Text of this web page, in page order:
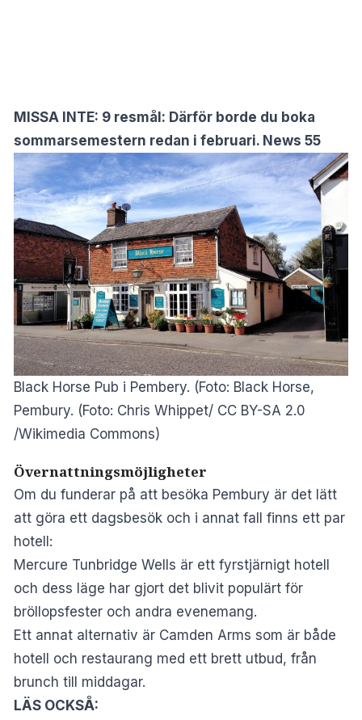
MISSA INTE: 9 resmål: Därför borde du boka
sommarsemestern redan i februari. News 55
Black Horse Pub i Pembery. (Foto: Black Horse,
Pembury. (Foto: Chris Whippet/ CC BY-SA 2.0
/Wikimedia Commons)
Övernattningsmöjligheter
Om du funderar på att besöka Pembury är det lätt
att göra ett dagsbesök och i annat fall finns ett par
hotell:
Mercure Tunbridge Wells är ett fyrstjärnigt hotell
och dess läge har gjort det blivit populärt för
bröllopsfester och andra evenemang.
Ett annat alternativ är Camden Arms som är både
hotell och restaurang med ett brett utbud, från
brunch till middagar.
LÄS OCKSÅ: